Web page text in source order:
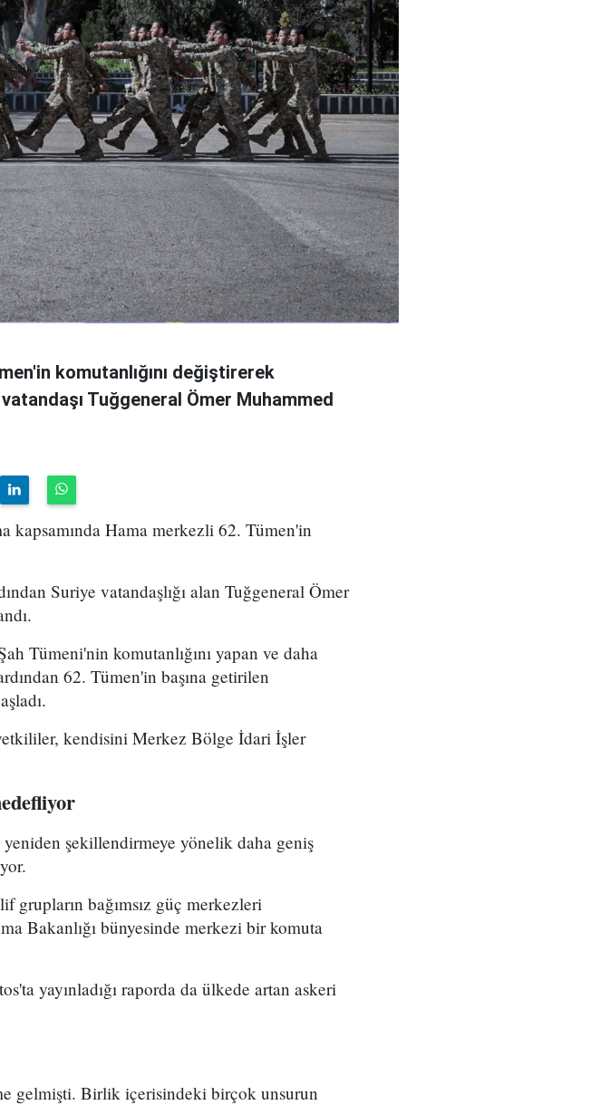
komutanlığını değiştirerek
Tuğgeneral Ömer Muhammed
kapsamında Hama merkezli 62. Tümen'in
Suriye vatandaşlığı alan Tuğgeneral Ömer
Tümeni'nin komutanlığını yapan ve daha
62. Tümen'in başına getirilen
kendisini Merkez Bölge İdari İşler
şekillendirmeye yönelik daha geniş
grupların bağımsız güç merkezleri
Bakanlığı bünyesinde merkezi bir komuta
yayınladığı raporda da ülkede artan askeri
gelmişti. Birlik içerisindeki birçok unsurun